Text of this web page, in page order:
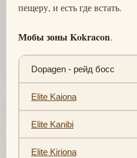
пещеру, и есть где встать.
Мобы зоны Kokracon.
Dopagen - рейд босс
Elite Kaiona
Elite Kanibi
Elite Kiriona